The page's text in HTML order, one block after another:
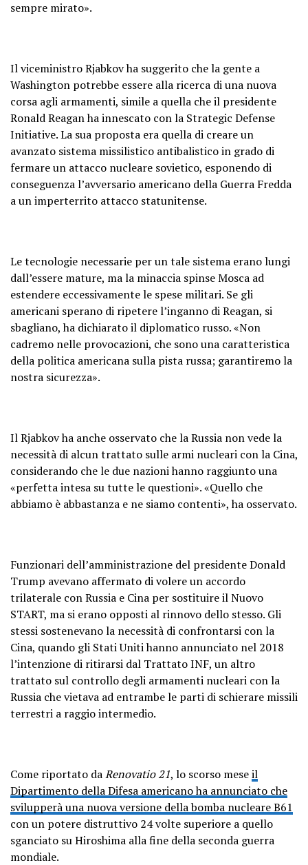
sempre mirato».
Il viceministro Rjabkov ha suggerito che la gente a
Washington potrebbe essere alla ricerca di una nuova
corsa agli armamenti, simile a quella che il presidente
Ronald Reagan ha innescato con la Strategic Defense
Initiative. La sua proposta era quella di creare un
avanzato sistema missilistico antibalistico in grado di
fermare un attacco nucleare sovietico, esponendo di
conseguenza l’avversario americano della Guerra Fredda
a un imperterrito attacco statunitense.
Le tecnologie necessarie per un tale sistema erano lungi
dall’essere mature, ma la minaccia spinse Mosca ad
estendere eccessivamente le spese militari. Se gli
americani sperano di ripetere l’inganno di Reagan, si
sbagliano, ha dichiarato il diplomatico russo. «Non
cadremo nelle provocazioni, che sono una caratteristica
della politica americana sulla pista russa; garantiremo la
nostra sicurezza».
Il Rjabkov ha anche osservato che la Russia non vede la
necessità di alcun trattato sulle armi nucleari con la Cina,
considerando che le due nazioni hanno raggiunto una
«perfetta intesa su tutte le questioni». «Quello che
abbiamo è abbastanza e ne siamo contenti», ha osservato.
Funzionari dell’amministrazione del presidente Donald
Trump avevano affermato di volere un accordo
trilaterale con Russia e Cina per sostituire il Nuovo
START, ma si erano opposti al rinnovo dello stesso. Gli
stessi sostenevano la necessità di confrontarsi con la
Cina, quando gli Stati Uniti hanno annunciato nel 2018
l’intenzione di ritirarsi dal Trattato INF, un altro
trattato sul controllo degli armamenti nucleari con la
Russia che vietava ad entrambe le parti di schierare missili
terrestri a raggio intermedio.
Come riportato daRenovatio 21, lo scorso meseil
Dipartimento della Difesa americano ha annunciato che
svilupperà una nuova versione della bomba nucleare B61
con un potere distruttivo 24 volte superiore a quello
sganciato su Hiroshima alla fine della seconda guerra
mondiale.